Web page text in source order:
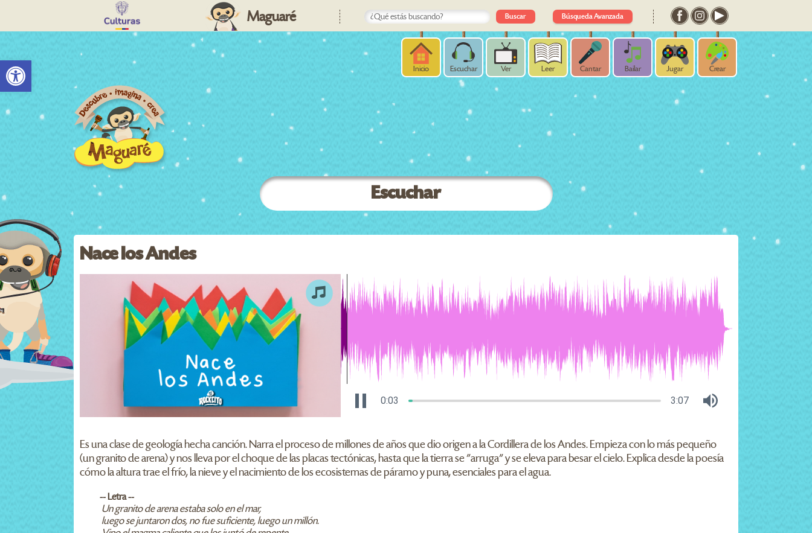
Abrir barra de herramientas
Maguaré Búsqueda Avanzada
Inicio Escuchar Ver Leer Cantar Bailar Jugar Crear
Escuchar
Nace los Andes
0:03 3:07
Es una clase de geología hecha canción. Narra el proceso de millones de años que dio origen a la Cordillera de los Andes. Empieza con lo más pequeño
(un granito de arena) y nos lleva por el choque de las placas tectónicas, hasta que la tierra se "arruga" y se eleva para besar el cielo. Explica desde la poesía
cómo la altura trae el frío, la nieve y el nacimiento de los ecosistemas de páramo y puna, esenciales para el agua.
-- Letra --
Un granito de arena estaba solo en el mar,
luego se juntaron dos, no fue suficiente, luego un millón.